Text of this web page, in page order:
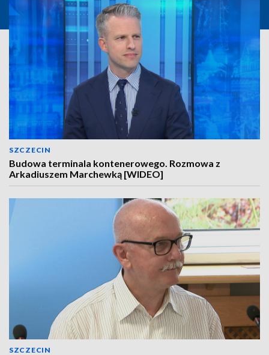
SZCZECIN
Budowa terminala kontenerowego. Rozmowa z
Arkadiuszem Marchewką [WIDEO]
SZCZECIN